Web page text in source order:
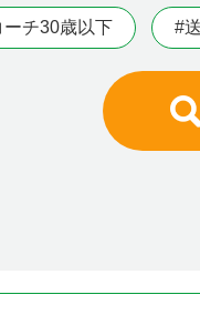
ーチ30歳以下 #